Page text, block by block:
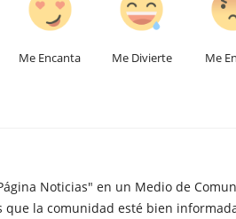
Me Encanta Me Divierte Me
Noticias" en un Medio de
que la comunidad esté bien